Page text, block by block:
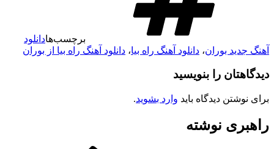
برچسب‌هادانلود
جدید بوران،دانلود آهنگ راه بیا،دانلود آهنگ راه بیا از بوران
را بنویسید
نوشتن دیدگاه بایدوارد بشوید.
نوشته